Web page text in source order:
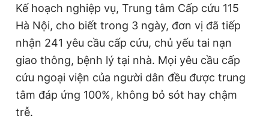
Kế hoạch nghiệp vụ, Trung tâm Cấp cứu 115
Hà Nội, cho biết trong 3 ngày, đơn vị đã tiếp
nhận 241 yêu cầu cấp cứu, chủ yếu tai nạn
giao thông, bệnh lý tại nhà. Mọi yêu cầu cấp
cứu ngoại viện của người dân đều được trung
tâm đáp ứng 100%, không bỏ sót hay chậm
trễ.